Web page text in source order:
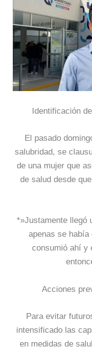
Identificación
El pasado
salubridad, se
de una mujer que
de salud desde
*»Justamente llegó
apenas se había
consumió ahí y
Acciones
Para evitar
intensificado las
en medidas de